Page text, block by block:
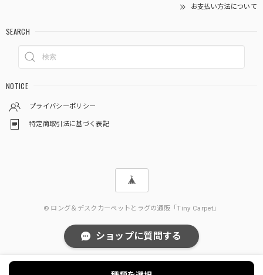
お支払い方法について
SEARCH
NOTICE
プライバシーポリシー
特定商取引法に基づく表記
© ロング＆デスクカーペットとラグの通販「Tiny Carpet」
ショップに質問する